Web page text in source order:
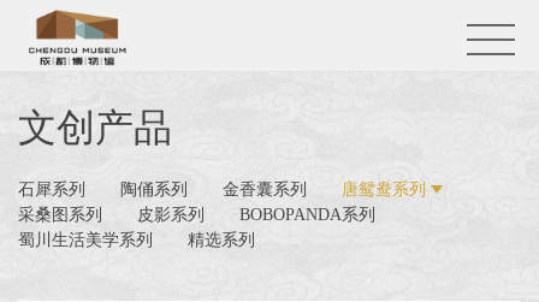
文创产品
石犀系列 陶俑系列 金香囊系列
唐鸳鸯系列
采桑图系列
皮影系列
BOBOPANDA系列
蜀川生活美学系列
精选系列